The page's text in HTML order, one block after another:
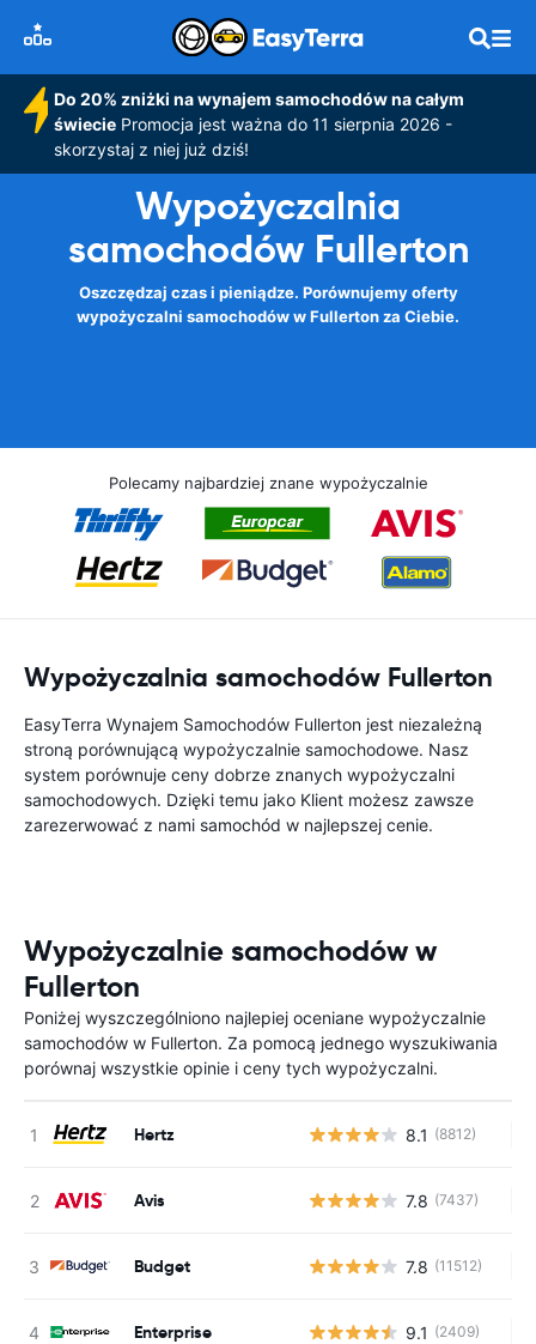
Do 20% zniżki na wynajem samochodów na całym
świeciePromocja jest ważna do 11 sierpnia 2026 -
skorzystaj z niej już dziś!
Wypożyczalnia
samochodów Fullerton
Oszczędzaj czas i pieniądze. Porównujemy oferty
wypożyczalni samochodów w Fullerton za Ciebie.
Polecamy najbardziej znane wypożyczalnie
Wypożyczalnia samochodów Fullerton
EasyTerra Wynajem Samochodów Fullerton jest niezależną
stroną porównującą wypożyczalnie samochodowe. Nasz
system porównuje ceny dobrze znanych wypożyczalni
samochodowych. Dzięki temu jako Klient możesz zawsze
zarezerwować z nami samochód w najlepszej cenie.
Wypożyczalnie samochodów w
Fullerton
Poniżej wyszczególniono najlepiej oceniane wypożyczalnie
samochodów w Fullerton. Za pomocą jednego wyszukiwania
porównaj wszystkie opinie i ceny tych wypożyczalni.
Hertz 8.1 (8812)
Avis 7.8 (7437)
Budget 7.8 (11512)
Enterprise 9.1 (2409)